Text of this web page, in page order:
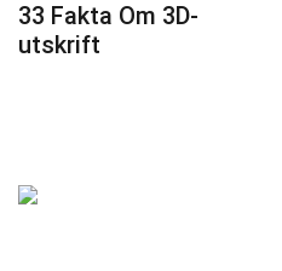
33 Fakta Om 3D-
utskrift